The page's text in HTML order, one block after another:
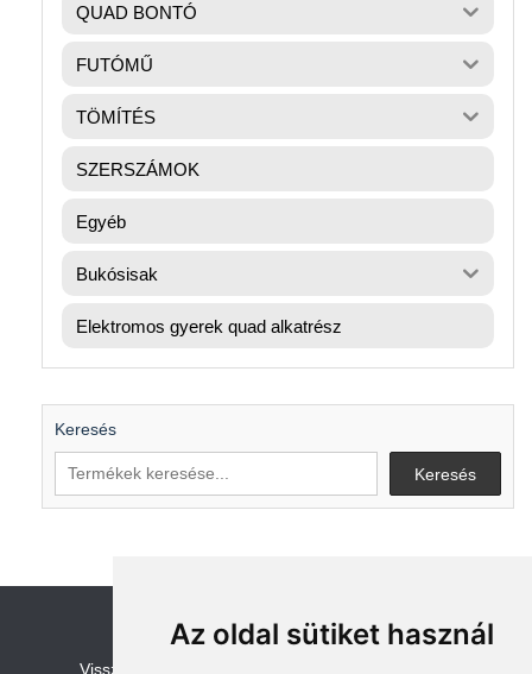
Az oldal sütiket használ
QUAD BONTÓ
FUTÓMŰ
TÖMÍTÉS
SZERSZÁMOK
Egyéb
Bukósisak
Elektromos gyerek quad alkatrész
Keresés
Keresés
Visszaküldési és visszatérítési szabályza